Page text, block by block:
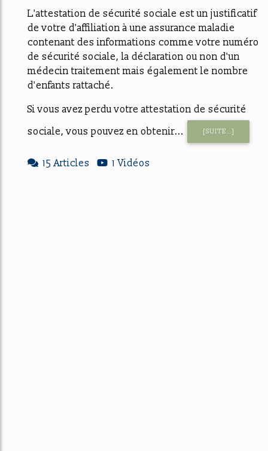
L'attestation de sécurité sociale est un justificatif
de votre d'affiliation à une assurance maladie
contenant des informations comme votre numéro
de sécurité sociale, la déclaration ou non d'un
médecin traitement mais également le nombre
d'enfants rattaché.
Si vous avez perdu votre attestation de sécurité
sociale, vous pouvez en obtenir...
[SUITE...]
15 Articles 1 Vidéos